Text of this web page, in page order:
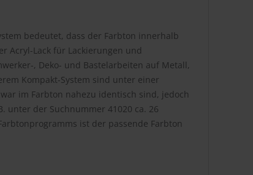
bedeutet, dass der Farbton innerhalb
Acryl-Lack für Lackierungen und
, Deko- und Bastelarbeiten auf Metall,
Kompakt-System sind unter einer
im Farbton nahezu identisch sind, jedoch
unter der Suchnummer 41020 ca. 26
ist der passende Farbton